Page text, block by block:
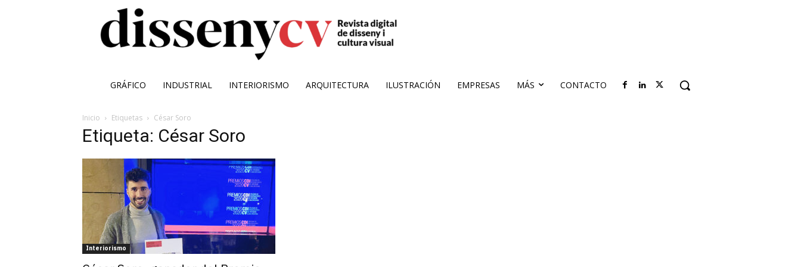
GRÁFICO INDUSTRIAL INTERIORISMO ARQUITECTURA ILUSTRACIÓN EMPRESAS MÁS CONTACTO
Inicio Etiquetas César Soro
Etiqueta: César Soro
Interiorismo